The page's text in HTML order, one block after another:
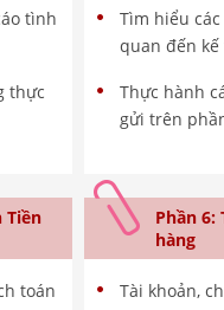
tình
thực
Tìm hiểu
quan đến
Thực hành
gửi trên
Tiền
toán
Phần
hàng
Tài khoản,